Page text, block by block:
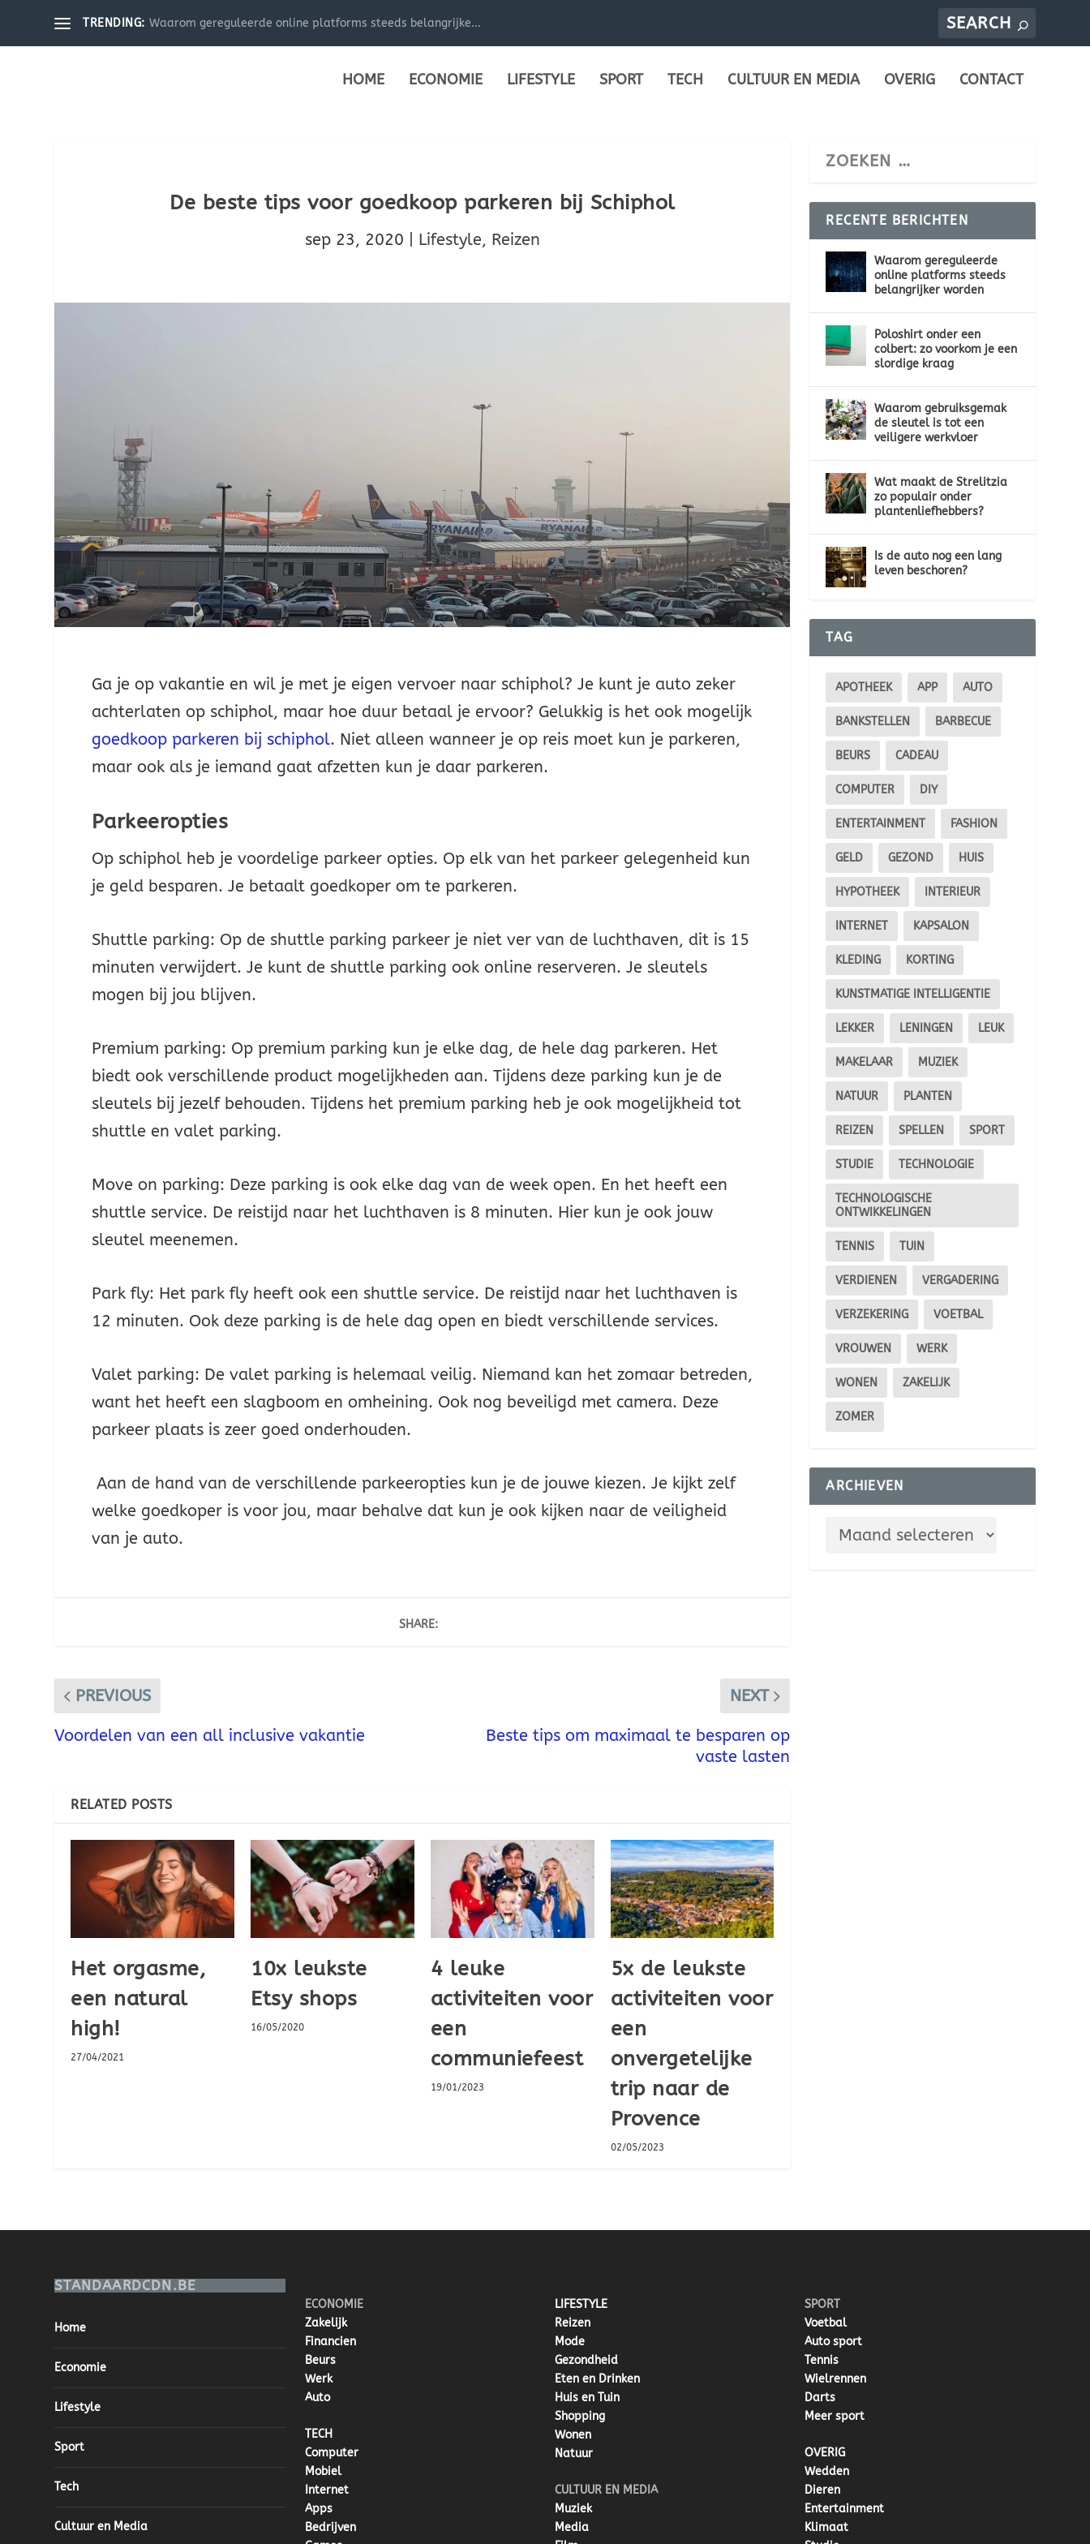
TRENDING: Waarom gereguleerde online platforms steeds belangrijke...
HOME ECONOMIE LIFESTYLE SPORT TECH CULTUUR EN MEDIA OVERIG CONTACT
De beste tips voor goedkoop parkeren bij Schiphol
sep 23, 2020 Lifestyle, Reizen
Ga je op vakantie en wil je met je eigen vervoer naar schiphol? Je kunt je auto zeker
achterlaten op schiphol, maar hoe duur betaal je ervoor? Gelukkig is het ook mogelijk
goedkoop parkeren bij schiphol. Niet alleen wanneer je op reis moet kun je parkeren,
maar ook als je iemand gaat afzetten kun je daar parkeren.
Parkeeropties
Op schiphol heb je voordelige parkeer opties. Op elk van het parkeer gelegenheid kun
je geld besparen. Je betaalt goedkoper om te parkeren.
Shuttle parking: Op de shuttle parking parkeer je niet ver van de luchthaven, dit is 15
minuten verwijdert. Je kunt de shuttle parking ook online reserveren. Je sleutels
mogen bij jou blijven.
Premium parking: Op premium parking kun je elke dag, de hele dag parkeren. Het
biedt ook verschillende product mogelijkheden aan. Tijdens deze parking kun je de
sleutels bij jezelf behouden. Tijdens het premium parking heb je ook mogelijkheid tot
shuttle en valet parking.
Move on parking: Deze parking is ook elke dag van de week open. En het heeft een
shuttle service. De reistijd naar het luchthaven is 8 minuten. Hier kun je ook jouw
sleutel meenemen.
Park fly: Het park fly heeft ook een shuttle service. De reistijd naar het luchthaven is
12 minuten. Ook deze parking is de hele dag open en biedt verschillende services.
Valet parking: De valet parking is helemaal veilig. Niemand kan het zomaar betreden,
want het heeft een slagboom en omheining. Ook nog beveiligd met camera. Deze
parkeer plaats is zeer goed onderhouden.
Aan de hand van de verschillende parkeeropties kun je de jouwe kiezen. Je kijkt zelf
welke goedkoper is voor jou, maar behalve dat kun je ook kijken naar de veiligheid
van je auto.
SHARE:
PREVIOUS
Voordelen van een all inclusive vakantie
NEXT
Beste tips om maximaal te besparen op
vaste lasten
RELATED POSTS
Het orgasme,
een natural
high!
27/04/2021
10x leukste
Etsy shops
16/05/2020
4 leuke
activiteiten voor
een
communiefeest
19/01/2023
5x de leukste
activiteiten voor
een
onvergetelijke
trip naar de
Provence
02/05/2023
RECENTE BERICHTEN
Waarom gereguleerde
online platforms steeds
belangrijker worden
Poloshirt onder een
colbert: zo voorkom je een
slordige kraag
Waarom gebruiksgemak
de sleutel is tot een
veiligere werkvloer
Wat maakt de Strelitzia
zo populair onder
plantenliefhebbers?
Is de auto nog een lang
leven beschoren?
TAG
APOTHEEK APP AUTO
BANKSTELLEN BARBECUE
BEURS CADEAU
COMPUTER DIY
ENTERTAINMENT FASHION
GELD GEZOND HUIS
HYPOTHEEK INTERIEUR
INTERNET KAPSALON
KLEDING KORTING
KUNSTMATIGE INTELLIGENTIE
LEKKER LENINGEN LEUK
MAKELAAR MUZIEK
NATUUR PLANTEN
REIZEN SPELLEN SPORT
STUDIE TECHNOLOGIE
TECHNOLOGISCHE
ONTWIKKELINGEN
TENNIS TUIN
VERDIENEN VERGADERING
VERZEKERING VOETBAL
VROUWEN WERK
WONEN ZAKELIJK
ZOMER
ARCHIEVEN
STANDAARDCDN.BE
Home
Economie
Lifestyle
Sport
Tech
Cultuur en Media
ECONOMIE
Zakelijk
Financien
Beurs
Werk
Auto
TECH
Computer
Mobiel
Internet
Apps
Bedrijven
LIFESTYLE
Reizen
Mode
Gezondheid
Eten en Drinken
Huis en Tuin
Shopping
Wonen
Natuur
CULTUUR EN MEDIA
Muziek
Media
SPORT
Voetbal
Auto sport
Tennis
Wielrennen
Darts
Meer sport
OVERIG
Wedden
Dieren
Entertainment
Klimaat